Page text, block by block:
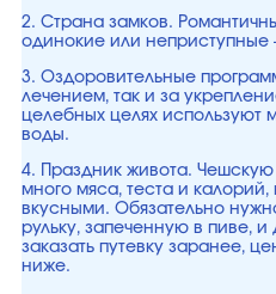
2. Страна замков.
одинокие или
3. Оздоровительные
лечением, так и за
целебных целях используют
воды.
4. Праздник живота.
много мяса, теста и
вкусными. Обязательно
рульку, запеченную в пиве,
заказать путевку заранее,
ниже.